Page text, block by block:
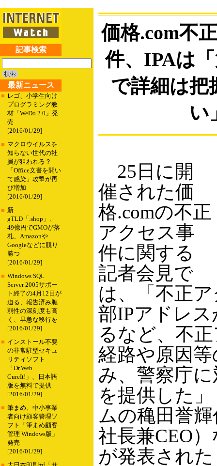
記事検索
最新ニュース
■ レゴ、小学生向け
プログラミング教
材「WeDo 2.0」発
売
[2016/01/29]
■ マクロウイルスを
知らない世代の社
員が狙われる？
「Office文書を開い
て感染」攻撃が再
び増加
[2016/01/29]
■ 新
gTLD「.shop」、
49億円でGMOが落
札、Amazonや
Googleなどに競り
勝つ
[2016/01/29]
■ Windows SQL
Server 2005サポー
ト終了の4月12日が
迫る、報告済み脆
弱性の深刻度も高
く、早急な移行を
[2016/01/29]
■ インストール不要
の非常駐型セキュ
リティソフト
「Dr.Web
CureIt!」、日本語
版を無料で提供
[2016/01/29]
■ 筆まめ、中小事業
者向け顧客管理ソ
フト「筆まめ顧客
管理 Windows版」
発売
[2016/01/29]
価格.com不
件、IPAは
で詳細は把
い
25日に開
催された価
格.comの不正
アクセス事
件に関する
記者会見で
は、「不正
部IPアドレ
るなど、不
経路や原因
み、警察庁
を提供した
ムの穐田誉
社長兼CEO
が発表され